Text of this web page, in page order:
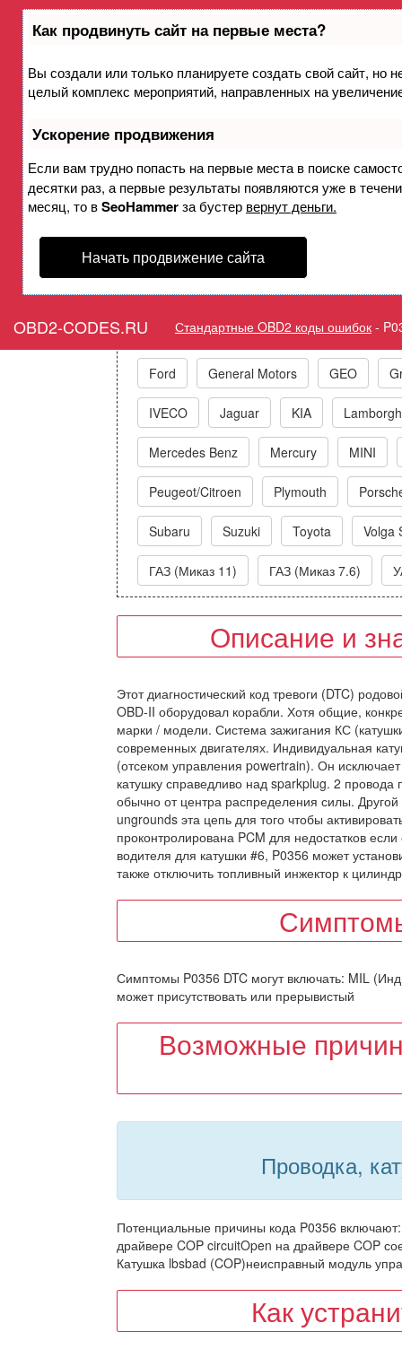
Как продвинуть сайт на первые места?
Вы создали или только планируете создать свой сайт, но
целый комплекс мероприятий, направленных на
Ускорение продвижения
Если вам трудно попасть на первые места в поиске
десятки раз, а первые результаты появляются уже в
месяц, то вSeoHammerза бустер вернут деньги.
Начать продвижение сайта
OBD2-CODES.RU Стандартные OBD2 коды ошибок -
Ошибка P0356 Катушка
обмотки -
Горит ошибка
Primary/
Коды ошибок
Acura Alfa Romeo Audi/VW/
Ford General Motors GEO
IVECO Jaguar KIA
Mercedes Benz Mercury MINI
Peugeot/Citroen Plymouth
Subaru Suzuki Toyota Volga
ГАЗ (Миказ 11) ГАЗ (Миказ 7.6)
Описание и
Этот диагностический код тревоги (DTC)
OBD-II оборудовал корабли. Хотя общие,
марки / модели. Система зажигания КС
современных двигателях. Индивидуальная
(отсеком управления powertrain). Он
катушку справедливо над sparkplug. 2
обычно от центра распределения силы.
ungrounds эта цепь для того чтобы
проконтролирована PCM для недостатков
водителя для катушки #6, P0356 может
также отключить топливный инжектор к
Симптомы P0356 DTC могут включать: MIL
может присутствовать или прерывистый
Возможные
Проводка,
Потенциальные причины кода P0356
драйвере COP circuitOpen на драйвере COP
Катушка lbsbad (COP)неисправный модуль
Как